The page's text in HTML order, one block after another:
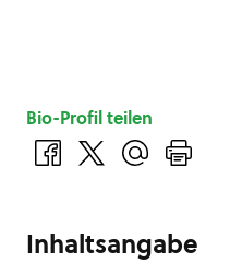
Bio-Profil teilen
Inhaltsangabe